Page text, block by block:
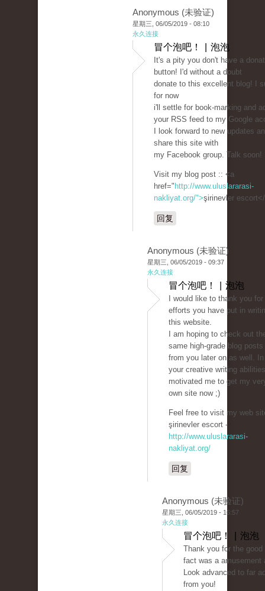
Anonymous (未验证)
星期三, 06/05/2019 - 08:10
永久连接
冒个泡吧！ | 泡泡
It's a pity you don't have a
button! I'd without a doubt
donate to this excellent blog! I
for now
i'll settle for book-marking and
your RSS feed to my Google
I look forward to new updates
share this site with
my Facebook group. Talk soon!
Visit my blog post :: <a
href=" http://www.uluslararasi-
nakliyat.org/">şirinevler
回复
Anonymous (未验证)
星期三, 06/05/2019 - 09:37
永久连接
冒个泡吧！ | 泡泡
I would like to thank you
efforts you have put in
this website.
I am hoping to check out
same high-grade blog posts
from you later on as well.
your creative writing
motivated me to get my
own site now ;)
Feel free to visit my web
şirinevler escort -
http://www.uluslararasi-
nakliyat.org/
回复
Anonymous (未验证)
星期三, 06/05/2019 - 16:57
永久连接
冒个泡吧！ | 泡泡
Thank you for the
fact was a amusement
Look advanced to far
from you!